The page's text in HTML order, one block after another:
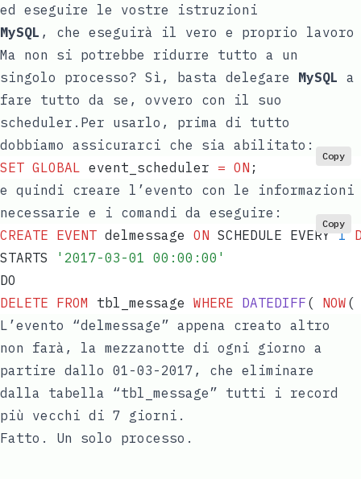
ed eseguire le vostre istruzioni
MySQL , che eseguirà il vero e proprio lavoro
Ma non si potrebbe ridurre tutto a un
singolo processo? Sì, basta delegare MySQL a
fare tutto da se, ovvero con il suo
scheduler .Per usarlo, prima di tutto
dobbiamo assicurarci che sia abilitato:
SET GLOBAL event_scheduler = ON ;
Copy
e quindi creare l’evento con le informazioni
necessarie e i comandi da eseguire:
CREATE EVENT delmessage ON SCHEDULE EVERY 1
STARTS
' 2017-03-01 00:00:00 '
DO
DELETE FROM tbl_message WHERE DATEDIFF ( NOW
Copy
L’evento “delmessage” appena creato altro
non farà, la mezzanotte di ogni giorno a
partire dallo 01-03-2017, che eliminare
dalla tabella “tbl_message” tutti i record
più vecchi di 7 giorni.
Fatto. Un solo processo.